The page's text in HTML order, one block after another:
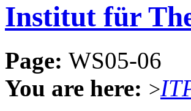
Institut für
Page: WS05-06
You are here: >